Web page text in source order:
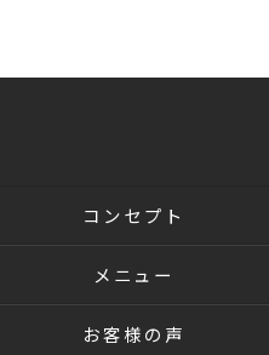
コンセプト
メニュー
お客様の声